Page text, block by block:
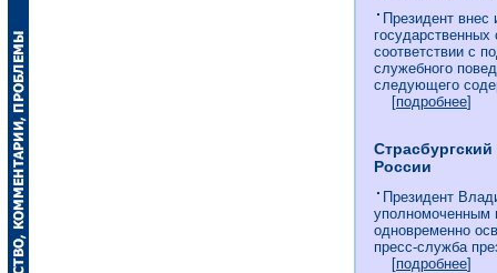
Президент
соответствии с
служебного
следующего
[подробнее]
России
Президент
уполномоченным
одновременно
пресс-служба
[подробнее]